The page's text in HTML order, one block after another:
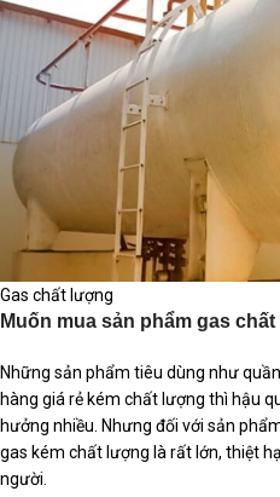
Gas chất lượng
Muốn mua sản phẩm gas
Những sản phẩm tiêu dùng như
hàng giá rẻ kém chất lượng thì hậu
hưởng nhiều. Nhưng đối với sản
gas kém chất lượng là rất lớn, thiệt
người.